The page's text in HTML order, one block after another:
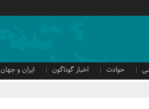
حوادث اخبار گوناگون ایران و جهان